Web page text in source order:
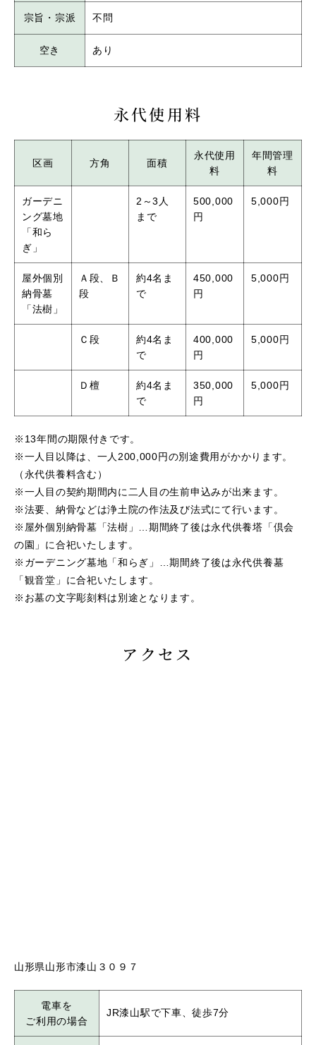
宗旨・宗派 不問
空き あり
永代使用料
区画 方角 面積
永代使用
料
年間管理
料
ガーデニ
ング墓地
「和ら
ぎ」
2～3人
まで
500,000
円
5,000円
屋外個別
納骨墓
「法樹」
Ａ段、Ｂ
段
約4名ま
で
450,000
円
5,000円
Ｃ段
約4名ま
で
400,000
円
5,000円
Ｄ檀
約4名ま
で
350,000
円
5,000円
※13年間の期限付きです。
※一人目以降は、一人200,000円の別途費用がかかります。
（永代供養料含む）
※一人目の契約期間内に二人目の生前申込みが出来ます。
※法要、納骨などは浄土院の作法及び法式にて行います。
※屋外個別納骨墓「法樹」…期間終了後は永代供養塔「倶会
の園」に合祀いたします。
※ガーデニング墓地「和らぎ」…期間終了後は永代供養墓
「観音堂」に合祀いたします。
※お墓の文字彫刻料は別途となります。
アクセス
山形県山形市漆山３０９７
電車を
ご利用の場合
JR漆山駅で下車、徒歩7分